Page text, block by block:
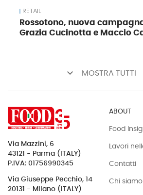
RETAIL
Rossotono, nuova
Grazia Cucinotta e Maccio
keyboard_arrow_down MOSTRA TUTTI
Via Mazzini, 6
43121 - Parma (ITALY)
P.IVA: 01756990345
Via Giuseppe Pecchio, 14
20131 - Milano (ITALY)
ABOUT
Food
Lavori
Contatti
Chi siamo